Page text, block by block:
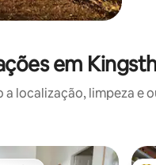
em
localização, limpeza e